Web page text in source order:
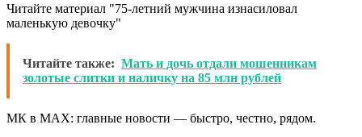
Читайте материал "75-летний мужчина изнасиловал
маленькую девочку"
Читайте также: Мать и дочь отдали мошенникам
золотые слитки и наличку на 85 млн рублей
МК в MAX: главные новости — быстро, честно, рядом.